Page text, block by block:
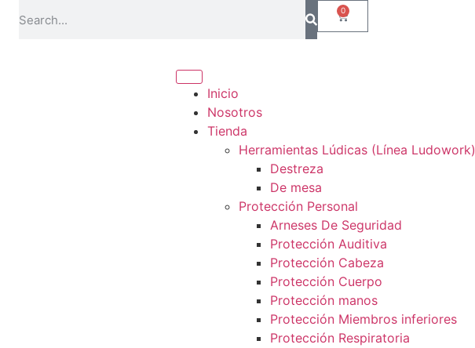
0
Inicio
Nosotros
Tienda
Herramientas Lúdicas (Línea Ludowork)
Destreza
De mesa
Protección Personal
Arneses De Seguridad
Protección Auditiva
Protección Cabeza
Protección Cuerpo
Protección manos
Protección Miembros inferiores
Protección Respiratoria